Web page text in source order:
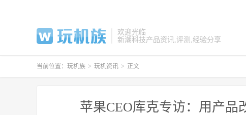
欢迎光临
新潮科技产品资讯,评测,经验分享
当前位置： 玩机族 > 玩机资讯 > 正文
苹果CEO库克专访：用产品